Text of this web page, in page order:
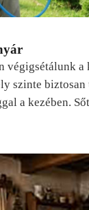
végigsétálunk a
szinte
a kezében.